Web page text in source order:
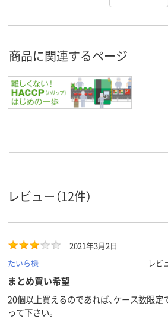
商品に関連するページ
レビュー（12件）
2021年3月2日
たいら様
レビ
まとめ買い希望
20個以上買えるのであれば、ケース数限
って下さい。